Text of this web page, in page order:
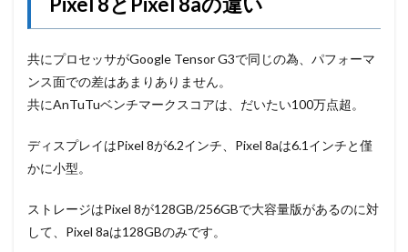
共にプロセッサがGoogle Tensor G3で同じの為、パフォーマ
ンス面での差はあまりありません。
共にAnTuTuベンチマークスコアは、だいたい100万点超。
ディスプレイはPixel 8が6.2インチ、Pixel 8aは6.1インチと僅
かに小型。
ストレージはPixel 8が128GB/256GBで大容量版があるのに対
して、Pixel 8aは128GBのみです。